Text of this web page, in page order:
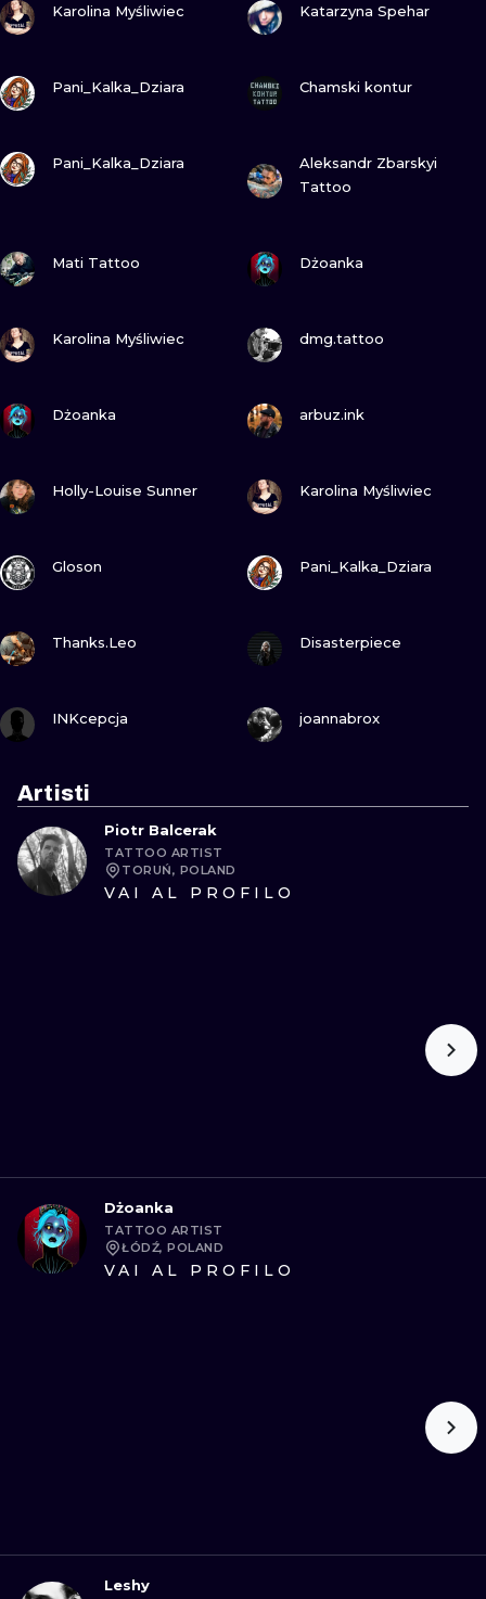
ILUSTRATION
Karolina Myśliwiec Katarzyna Spehar
Pani_Kalka_Dziara Chamski kontur
Pani_Kalka_Dziara
Aleksandr Zbarskyi
Tattoo
Mati Tattoo Dżoanka
Karolina Myśliwiec dmg.tattoo
Dżoanka arbuz.ink
Holly-Louise Sunner Karolina Myśliwiec
Gloson Pani_Kalka_Dziara
Thanks.Leo Disasterpiece
INKcepcja joannabrox
Artisti
Piotr Balcerak
TATTOO ARTIST
TORUŃ, POLAND
VAI AL PROFILO
Dżoanka
TATTOO ARTIST
ŁÓDŹ, POLAND
VAI AL PROFILO
Leshy